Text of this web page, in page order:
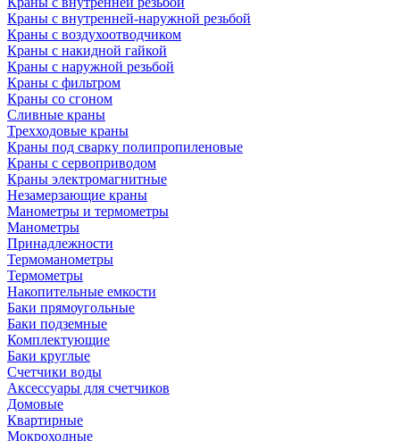
Краны с внутренней-наружной резьбой
Краны с воздухоотводчиком
Краны с накидной гайкой
Краны с наружной резьбой
Краны с фильтром
Краны со сгоном
Сливные краны
Трехходовые краны
Краны под сварку полипропиленовые
Краны с сервоприводом
Краны электромагнитные
Незамерзающие краны
Манометры и термометры
Манометры
Принадлежности
Термоманометры
Термометры
Накопительные емкости
Баки прямоугольные
Баки подземные
Комплектующие
Баки круглые
Счетчики воды
Аксессуары для счетчиков
Домовые
Квартирные
Мокроходные